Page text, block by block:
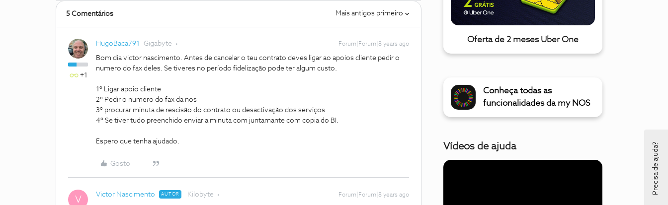
5 Comentários Mais antigos primeiro
+1
HugoBaca791 Gigabyte Forum|Forum|8 years ago
Bom dia victor nascimento. Antes de cancelar o teu contrato deves ligar ao apoios cliente pedir o
numero do fax deles. Se tiveres no período fidelização pode ter algum custo.
1º Ligar apoio cliente
2º Pedir o numero do fax da nos
3º procurar minuta de rescisão do contrato ou desactivação dos serviços
4º Se tiver tudo preenchido enviar a minuta com juntamante com copia do BI.
Espero que tenha ajudado.
Gosto
V Victor Nascimento AUTOR Kilobyte Forum|Forum|8 years ago
Oferta de 2 meses Uber One
Conheça todas as
funcionalidades da my NOS
Vídeos de ajuda Precisa de ajuda?